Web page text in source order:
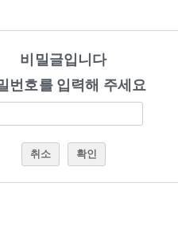
비밀글입니다
번호를 입력해 주세요
취소 확인